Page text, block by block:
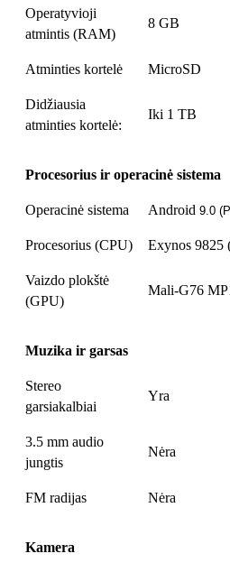
Operatyvioji
atmintis (RAM)
8 GB
Atminties kortelė MicroSD
Didžiausia
atminties kortelė:
Iki 1 TB
Procesorius ir operacinė sistema
Operacinė sistema Android 9.0
Procesorius (CPU) Exynos 9825
Vaizdo plokštė
(GPU)
Mali-G76
Muzika ir garsas
Stereo
garsiakalbiai
Yra
3.5 mm audio
jungtis
Nėra
FM radijas Nėra
Kamera